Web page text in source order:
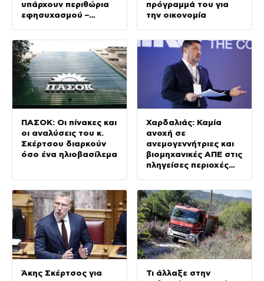
υπάρχουν περιθώρια
εφησυχασμού –
Αττικοβοιωτία
πρόγραμμά του για
την οικονομία
ΠΑΣΟΚ: Οι πίνακες και
οι αναλύσεις του κ.
Σκέρτσου διαρκούν
όσο ένα ηλιοβασίλεμα
Χαρδαλιάς: Καμία
ανοχή σε
ανεμογεννήτριες και
βιομηχανικές ΑΠΕ στις
πληγείσες περιοχές
Άκης Σκέρτσος για
Τι άλλαξε στην